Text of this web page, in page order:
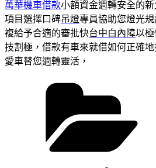
萬華機車借款小額資金週轉安全的
項目選擇口碑吊燈專員協助您燈光
複給予合適的審批快台中白內障以
技割極，借款有車來就借如何正確地
愛車替您週轉靈活，